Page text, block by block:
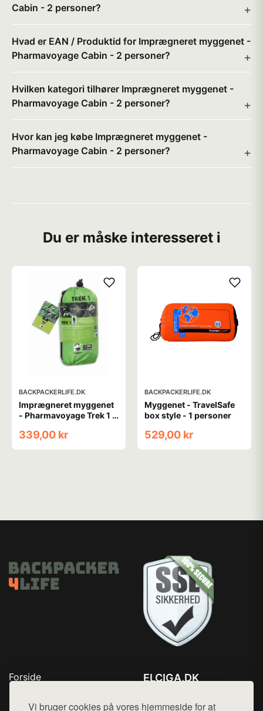
Vi bruger cookies på vores hjemmeside for at
Cabin - 2 personer?
Hvad er EAN / Produktid for Imprægneret myggenet -
Pharmavoyage Cabin - 2 personer?
Hvilken kategori tilhører Imprægneret myggenet -
Pharmavoyage Cabin - 2 personer?
Hvor kan jeg købe Imprægneret myggenet -
Pharmavoyage Cabin - 2 personer?
Du er måske interesseret i
BACKPACKERLIFE.DK
Imprægneret myggenet
- Pharmavoyage Trek 1 -
339,00 kr
BACKPACKERLIFE.DK
Myggenet - TravelSafe
box style - 1 personer
529,00 kr
Forside
Top Rabatter
ELCIGA.DK